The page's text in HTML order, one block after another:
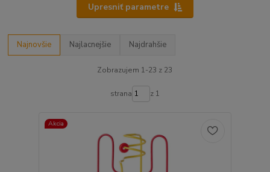
Upresniť parametre
Najnovšie Najlacnejšie Najdrahšie
Zobrazujem 1-23 z 23
strana z 1
Akcia